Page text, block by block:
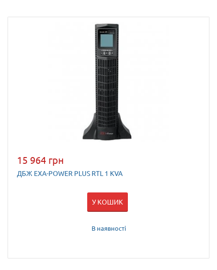
15 964 грн
ДБЖ EXA-POWER PLUS RTL 1 KVA
У КОШИК
В наявності